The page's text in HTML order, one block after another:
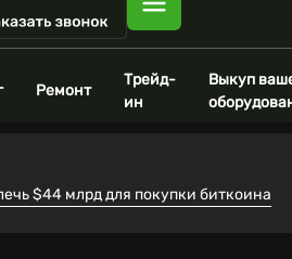
Ремонт
Трейд-
ин
Выкуп
$44 млрд для покупки биткоина